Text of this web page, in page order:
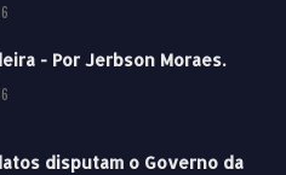
- Por Jerbson Moraes.
disputam o Governo da